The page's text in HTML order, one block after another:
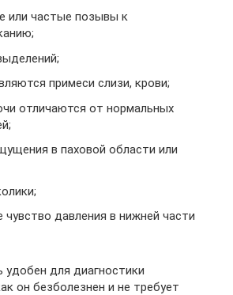
или частые позывы к
примеси слизи, крови;
отличаются от нормальных
в паховой области или
чувство давления в нижней части
удобен для диагностики
он безболезнен и не требует